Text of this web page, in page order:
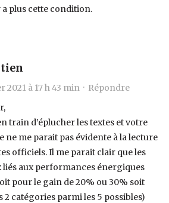
a plus cette condition.
2021 à 17 h 43 min · Répondre
train d’éplucher les textes et votre
ne me parait pas évidente à la lecture
officiels. Il me parait clair que les
liés aux performances énergiques
pour le gain de 20% ou 30% soit
2 catégories parmi les 5 possibles)